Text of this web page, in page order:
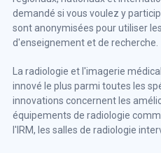
demandé si vous voulez y
sont anonymisées pour utiliser
d'enseignement et de recherche.
La radiologie et l'imagerie
innové le plus parmi toutes les
innovations concernent les
équipements de radiologie
l'IRM, les salles de radiologie